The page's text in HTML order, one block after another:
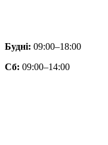
Будні: 09:00–18:00
Сб: 09:00–14:00